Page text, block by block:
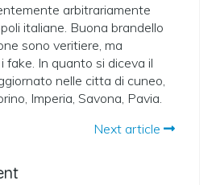
arbitrariamente
italiane. Buona brandello
sono veritiere, ma
fake. In quanto si diceva il
nelle citta di cuneo,
Imperia, Savona, Pavia.
Next article